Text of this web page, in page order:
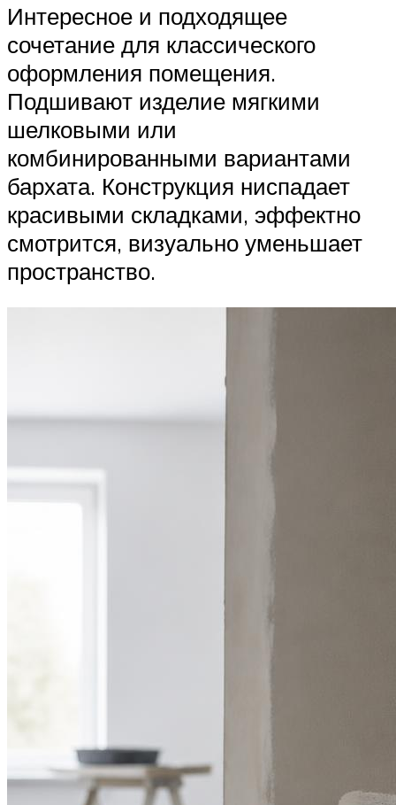
Интересное и подходящее
сочетание для классического
оформления помещения.
Подшивают изделие мягкими
шелковыми или
комбинированными вариантами
бархата. Конструкция ниспадает
красивыми складками, эффектно
смотрится, визуально уменьшает
пространство.